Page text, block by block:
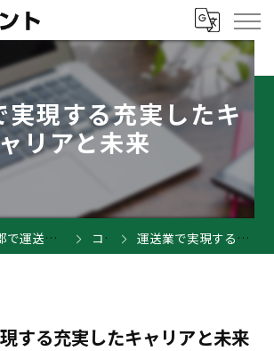
実現する充実したキ
ャリアと未来
奈良県北葛城郡で運送業の求人ならエイトポイント コラム 運送業で実現する充実したキャリアと未来
する充実したキャリアと未来